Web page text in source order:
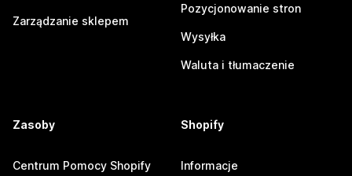
Zarządzanie sklepem
Pozycjonowanie stron
Wysyłka
Waluta i tłumaczenie
Zasoby
Centrum Pomocy Shopify
Shopify
Informacje